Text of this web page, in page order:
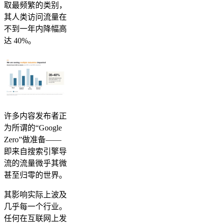
取最频繁的类别，
其人类访问流量在
不到一年内降幅高
达 40%。
许多内容发布者正
为所谓的“Google
Zero”做准备——
即来自搜索引擎导
流的流量微乎其微
甚至归零的世界。
其影响实际上波及
几乎每一个行业。
任何在互联网上发